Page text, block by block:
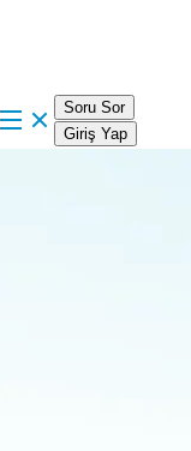
Soru Sor
Giriş Yap